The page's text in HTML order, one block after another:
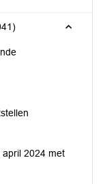
april 2024 met